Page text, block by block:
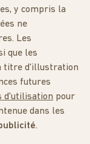
y compris la
ne
Les
que les
titre d'illustration
futures
d'utilisation pour
dans les
.